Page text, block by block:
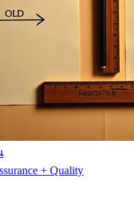
+ Quality